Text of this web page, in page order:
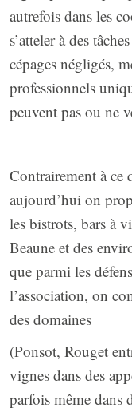
autrefois dans les
s’atteler à des
cépages négligés,
professionnels
peuvent pas ou ne
Contrairement à ce
aujourd’hui on
les bistrots, bars à
Beaune et des
que parmi les
l’association, on
des domaines
(Ponsot, Rouget
vignes dans des
parfois même dans